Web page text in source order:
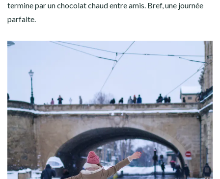
termine par un chocolat chaud entre amis. Bref, une journée
parfaite.